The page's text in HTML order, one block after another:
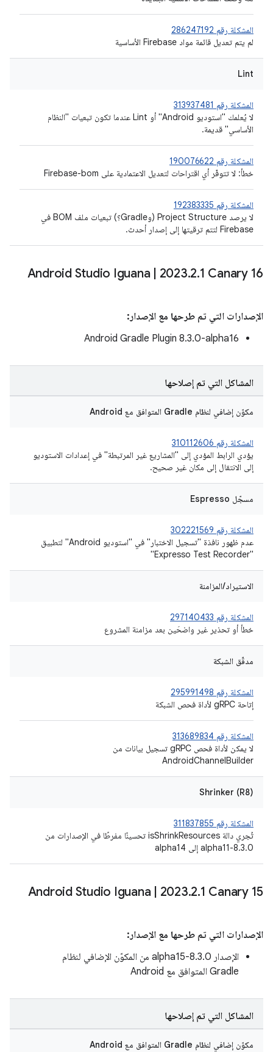
المشكلة رقم 286247192
لم يتم تعديل قائمة مواد Firebase الأساسية
Lint
المشكلة رقم 313937481
لا يُعلمك "استوديو Android" أو Lint عندما تكون تبعيات "النظام
الأساسي" قديمة.
المشكلة رقم 190076622
خطأ: لا تتوفّر أي اقتراحات لتعديل الاعتمادية على Firebase-bom
المشكلة رقم 192383335
لا يرصد Project Structure (وGradle؟) تبعيات ملف BOM في
Firebase لتتم ترقيتها إلى إصدار أحدث.
Android Studio Iguana 2023.2.1 Canary 16
الإصدارات التي تم طرحها مع الإصدار:
‫Android Gradle Plugin 8.3.0-alpha16
المشاكل التي تم إصلاحها
مكوّن إضافي لنظام Gradle المتوافق مع Android
المشكلة رقم 310112606
يؤدي الرابط المؤدي إلى "المشاريع غير المرتبطة" في إعدادات الاستوديو
إلى الانتقال إلى مكان غير صحيح.
مسجّل Espresso
المشكلة رقم 302221569
عدم ظهور نافذة "تسجيل الاختبار" في "استوديو Android" لتطبيق
"Expresso Test Recorder"
الاستيراد/المزامنة
المشكلة رقم 297140433
خطأ أو تحذير غير واضحَين بعد مزامنة المشروع
مدقّق الشبكة
المشكلة رقم 295991498
إتاحة gRPC لأداة فحص الشبكة
المشكلة رقم 313689834
لا يمكن لأداة فحص gRPC تسجيل بيانات من
AndroidChannelBuilder
Shrinker (R8)
المشكلة رقم 311837855
تُجري دالة isShrinkResources تحسينًا مفرطًا في الإصدارات من
8.3.0-alpha11 إلى alpha14
Android Studio Iguana 2023.2.1 Canary 15
الإصدارات التي تم طرحها مع الإصدار:
الإصدار 8.3.0-alpha15 من المكوّن الإضافي لنظام
Gradle المتوافق مع Android
المشاكل التي تم إصلاحها
مكوّن إضافي لنظام Gradle المتوافق مع Android